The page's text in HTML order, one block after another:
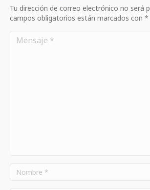
Tu dirección de correo electrónico no será
campos obligatorios están marcados con *